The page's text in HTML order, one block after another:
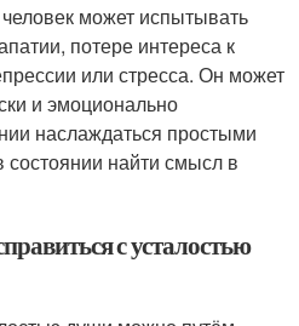
может испытывать
потере интереса к
или стресса. Он может
и эмоционально
наслаждаться простыми
найти смысл в
с усталостью